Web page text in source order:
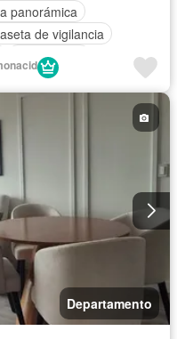
panorámica
de vigilancia
Sin amoblar
Departamento